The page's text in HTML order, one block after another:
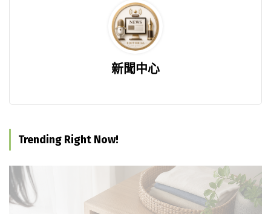
新聞中心
Trending Right Now!